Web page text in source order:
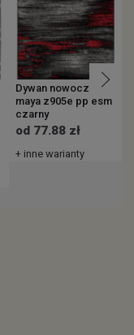
Dywan nowoczesny
maya z905e pp esm
czarny
od 77.88 zł
+ inne warianty